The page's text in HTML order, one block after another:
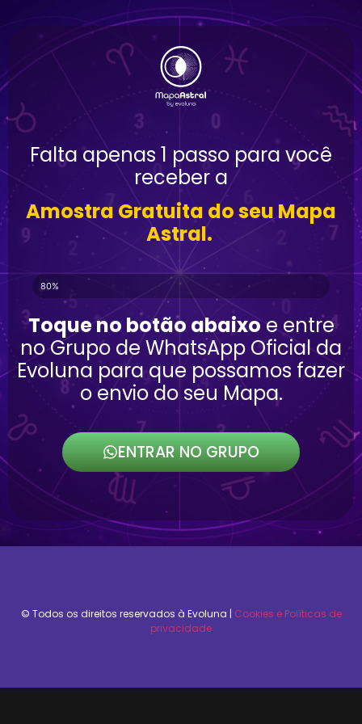
Falta apenas 1 passo para você
receber a
Amostra Gratuita do seu Mapa
Astral.
80%
Toque no botão abaixo e entre
no Grupo de WhatsApp Oficial da
Evoluna para que possamos fazer
o envio do seu Mapa.
ENTRAR NO GRUPO
© Todos os direitos reservados à Evoluna​ | Cookies e Políticas de
privacidade